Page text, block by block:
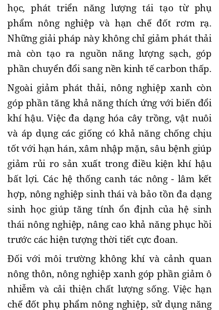
học, phát triển năng lượng tái tạo từ phụ
phẩm nông nghiệp và hạn chế đốt rơm rạ.
Những giải pháp này không chỉ giảm phát thải
mà còn tạo ra nguồn năng lượng sạch, góp
phần chuyển đổi sang nền kinh tế carbon thấp.
Ngoài giảm phát thải, nông nghiệp xanh còn
góp phần tăng khả năng thích ứng với biến đổi
khí hậu. Việc đa dạng hóa cây trồng, vật nuôi
và áp dụng các giống có khả năng chống chịu
tốt với hạn hán, xâm nhập mặn, sâu bệnh giúp
giảm rủi ro sản xuất trong điều kiện khí hậu
bất lợi. Các hệ thống canh tác nông - lâm kết
hợp, nông nghiệp sinh thái và bảo tồn đa dạng
sinh học giúp tăng tính ổn định của hệ sinh
thái nông nghiệp, nâng cao khả năng phục hồi
trước các hiện tượng thời tiết cực đoan.
Đối với môi trường không khí và cảnh quan
nông thôn, nông nghiệp xanh góp phần giảm ô
nhiễm và cải thiện chất lượng sống. Việc hạn
chế đốt phụ phẩm nông nghiệp, sử dụng năng